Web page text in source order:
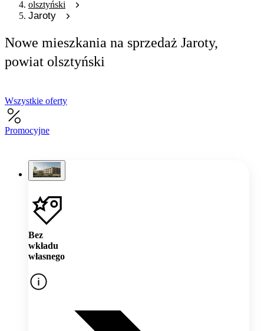
olsztyński
Jaroty
Nowe mieszkania na sprzedaż Jaroty,
powiat olsztyński
Wszystkie oferty
Promocyjne
Bez
wkładu
własnego